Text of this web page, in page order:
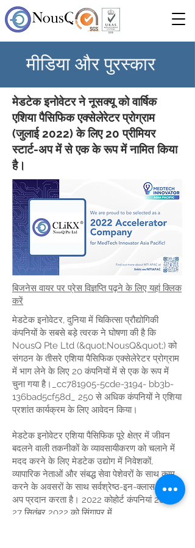
मीडिया और पुरस्कार
मेडटेक इनोवेटर ने नूसक्यू को वार्षिक
एशिया पैसिफिक एक्सेलेरेटर प्रोग्राम
(जुलाई 2022) के लिए 20 प्रीमियर
स्टार्ट-अप में से एक के रूप में नामित किया
है।
बिजनेस वायर पर प्रेस विज्ञप्ति पढ़ने के लिए यहां क्लिक
करें
मेडटेक इनोवेटर, दुनिया में चिकित्सा प्रौद्योगिकी
कंपनियों के सबसे बड़े त्वरक ने घोषणा की है कि
NousQ Pte Ltd (&quot;NousQ&quot;) को
संगठन के तीसरे एशिया पैसिफिक एक्सेलेरेटर प्रोग्राम
में भाग लेने के लिए 20 कंपनियों में से एक के रूप में
चुना गया है।_cc781905-5cde-3194- bb3b-
136bad5cf58d_ 250 से अधिक कंपनियों ने एशिया
प्रशांत कार्यक्रम के लिए आवेदन किया।
मेडटेक इनोवेटर एशिया पैसिफिक पूरे क्षेत्र में जीवन
बदलने वाली तकनीकों के व्यावसायीकरण को चलाने में
मदद करने के लिए मेडटेक उद्योग में निवेशकों,
व्यापारिक नेताओं और संबद्ध सेवा पेशेवरों के साथ काम
करने के अवसरों के साथ सर्वश्रेष्ठ-इन-क्लास स्टार्ट-
अप प्रदान करता है। 2022 कोहोर्ट कंपनियां 26 से
27 सितंबर 2022 को सिंगापुर में